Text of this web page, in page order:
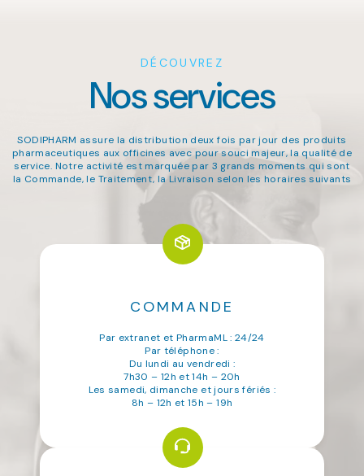
DÉCOUVREZ
Nos services
SODIPHARM assure la distribution deux fois par jour des produits
pharmaceutiques aux officines avec pour souci majeur, la qualité de
service. Notre activité est marquée par 3 grands moments qui sont
la Commande, le Traitement, la Livraison selon les horaires suivants
COMMANDE
Par extranet et PharmaML : 24/24
Par téléphone :
Du lundi au vendredi :
7h30 – 12h et 14h – 20h
Les samedi, dimanche et jours fériés :
8h – 12h et 15h – 19h